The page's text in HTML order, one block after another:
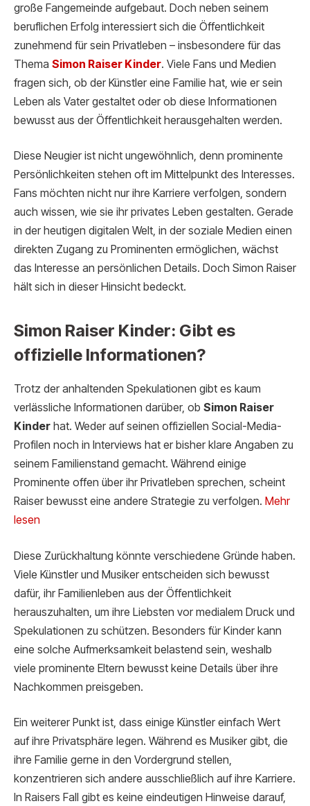
große Fangemeinde aufgebaut. Doch neben seinem
beruflichen Erfolg interessiert sich die Öffentlichkeit
zunehmend für sein Privatleben – insbesondere für das
Thema Simon Raiser Kinder. Viele Fans und Medien
fragen sich, ob der Künstler eine Familie hat, wie er sein
Leben als Vater gestaltet oder ob diese Informationen
bewusst aus der Öffentlichkeit herausgehalten werden.
Diese Neugier ist nicht ungewöhnlich, denn prominente
Persönlichkeiten stehen oft im Mittelpunkt des Interesses.
Fans möchten nicht nur ihre Karriere verfolgen, sondern
auch wissen, wie sie ihr privates Leben gestalten. Gerade
in der heutigen digitalen Welt, in der soziale Medien einen
direkten Zugang zu Prominenten ermöglichen, wächst
das Interesse an persönlichen Details. Doch Simon Raiser
hält sich in dieser Hinsicht bedeckt.
Simon Raiser Kinder: Gibt es
offizielle Informationen?
Trotz der anhaltenden Spekulationen gibt es kaum
verlässliche Informationen darüber, ob Simon Raiser
Kinder hat. Weder auf seinen offiziellen Social-Media-
Profilen noch in Interviews hat er bisher klare Angaben zu
seinem Familienstand gemacht. Während einige
Prominente offen über ihr Privatleben sprechen, scheint
Raiser bewusst eine andere Strategie zu verfolgen. Mehr
lesen
Diese Zurückhaltung könnte verschiedene Gründe haben.
Viele Künstler und Musiker entscheiden sich bewusst
dafür, ihr Familienleben aus der Öffentlichkeit
herauszuhalten, um ihre Liebsten vor medialem Druck und
Spekulationen zu schützen. Besonders für Kinder kann
eine solche Aufmerksamkeit belastend sein, weshalb
viele prominente Eltern bewusst keine Details über ihre
Nachkommen preisgeben.
Ein weiterer Punkt ist, dass einige Künstler einfach Wert
auf ihre Privatsphäre legen. Während es Musiker gibt, die
ihre Familie gerne in den Vordergrund stellen,
konzentrieren sich andere ausschließlich auf ihre Karriere.
In Raisers Fall gibt es keine eindeutigen Hinweise darauf,